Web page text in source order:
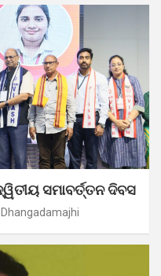
ସମାବର୍ତ୍ତନ ଦିବସ